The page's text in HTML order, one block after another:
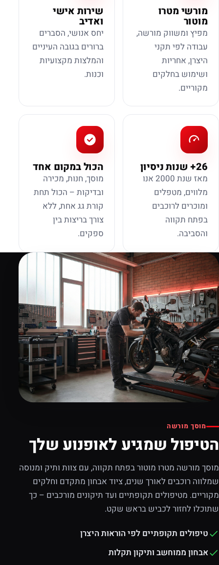
מורשי מטרו
מוטור
מפיץ ומשווק מורשה,
עבודה לפי תקני
היצרן, אחריות
ושימוש בחלקים
מקוריים.
שירות אישי
ואדיב
יחס אנושי, הסברים
ברורים בגובה העיניים
והמלצות מקצועיות
וכנות.
26+ שנות ניסיון
מאז שנת 2000 אנו
מלווים, מטפלים
ומוכרים לרוכבים
בפתח תקווה
והסביבה.
הכול במקום אחד
מוסך, חנות, מכירה
ובדיקות – הכול תחת
קורת גג אחת, ללא
צורך בריצות בין
ספקים.
מוסך מורשה
הטיפול שמגיע לאופנוע שלך
מוסך מורשה מטרו מוטור בפתח תקווה, עם צוות ותיק ומנוסה
שמלווה רוכבים לאורך שנים, ציוד אבחון מתקדם וחלקים
מקוריים. מטיפולים תקופתיים ועד תיקונים מורכבים – כך
שתוכלו לחזור לכביש בראש שקט.
טיפולים תקופתיים לפי הוראות היצרן
אבחון ממוחשב ותיקון תקלות